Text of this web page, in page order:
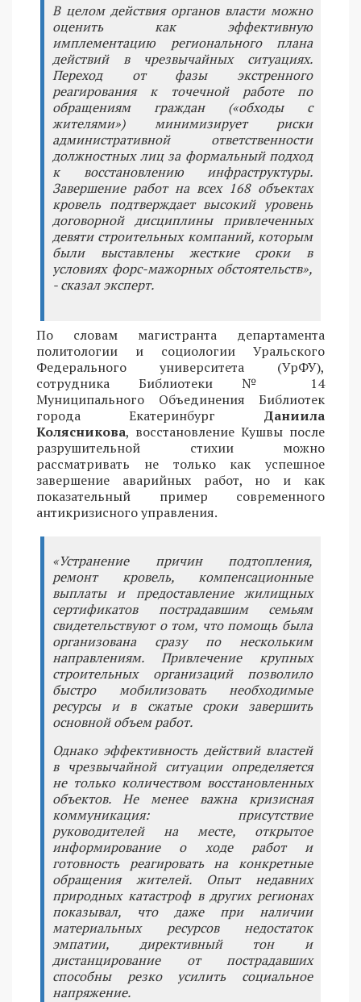
В целом действия органов власти можно
оценить как эффективную
имплементацию регионального плана
действий в чрезвычайных ситуациях.
Переход от фазы экстренного
реагирования к точечной работе по
обращениям граждан («обходы с
жителями») минимизирует риски
административной ответственности
должностных лиц за формальный подход
к восстановлению инфраструктуры.
Завершение работ на всех 168 объектах
кровель подтверждает высокий уровень
договорной дисциплины привлеченных
девяти строительных компаний, которым
были выставлены жесткие сроки в
условиях форс-мажорных обстоятельств»,
- сказал эксперт.
По словам магистранта департамента
политологии и социологии Уральского
Федерального университета (УрФУ),
сотрудника Библиотеки № 14
Муниципального Объединения Библиотек
города Екатеринбург Даниила
Колясникова, восстановление Кушвы после
разрушительной стихии можно
рассматривать не только как успешное
завершение аварийных работ, но и как
показательный пример современного
антикризисного управления.
«Устранение причин подтопления,
ремонт кровель, компенсационные
выплаты и предоставление жилищных
сертификатов пострадавшим семьям
свидетельствуют о том, что помощь была
организована сразу по нескольким
направлениям. Привлечение крупных
строительных организаций позволило
быстро мобилизовать необходимые
ресурсы и в сжатые сроки завершить
основной объем работ.
Однако эффективность действий властей
в чрезвычайной ситуации определяется
не только количеством восстановленных
объектов. Не менее важна кризисная
коммуникация: присутствие
руководителей на месте, открытое
информирование о ходе работ и
готовность реагировать на конкретные
обращения жителей. Опыт недавних
природных катастроф в других регионах
показывал, что даже при наличии
материальных ресурсов недостаток
эмпатии, директивный тон и
дистанцирование от пострадавших
способны резко усилить социальное
напряжение.